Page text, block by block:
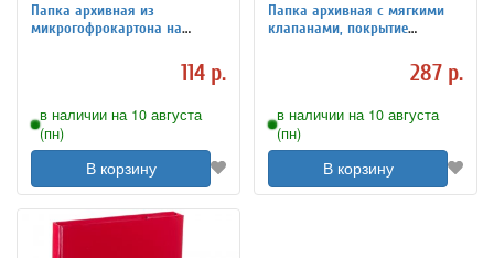
Папка архивная из
микрогофрокартона на
114 р.
в наличии на 10 августа
(пн)
В корзину
Папка архивная с мягкими
клапанами, покрытие
ширина корешка 80 мм287 р.
в наличии на 10 августа
(пн)
В корзину